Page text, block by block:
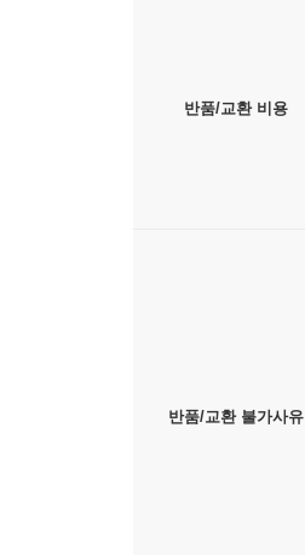
반품/교환 비용
반품/교환 불가사유